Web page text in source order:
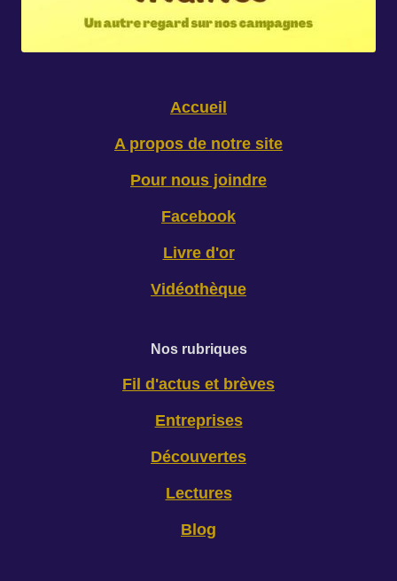
Accueil
A propos de notre site
Pour nous joindre
Facebook
Livre d'or
Vidéothèque
Nos rubriques
Fil d'actus et brèves
Entreprises
Découvertes
Lectures
Blog